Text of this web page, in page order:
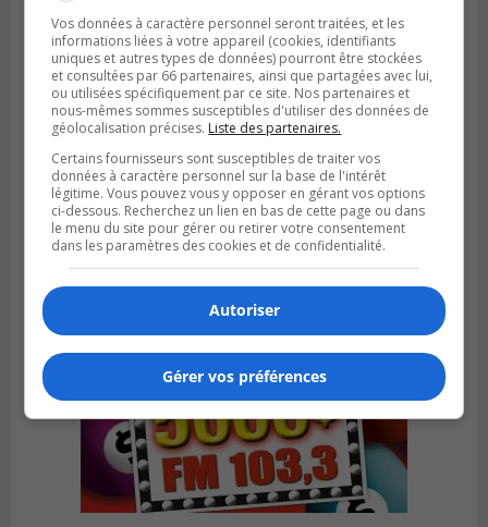
GREENFIELD PARK
Publié le 31 juillet 2026 à 16h45
Des firmes de Longueuil vont participer
aux méga-travaux de l’hôpital Charles-
Le Moyne
Vos données à caractère personnel seront traitées, et les
informations liées à votre appareil (cookies, identifiants
uniques et autres types de données) pourront être stockées
et consultées par 66 partenaires, ainsi que partagées avec lui,
ou utilisées spécifiquement par ce site. Nos partenaires et
nous-mêmes sommes susceptibles d'utiliser des données de
géolocalisation précises. Liste des partenaires.
Certains fournisseurs sont susceptibles de traiter vos
données à caractère personnel sur la base de l'intérêt
légitime. Vous pouvez vous y opposer en gérant vos options
ci-dessous. Recherchez un lien en bas de cette page ou dans
le menu du site pour gérer ou retirer votre consentement
dans les paramètres des cookies et de confidentialité.
Autoriser
Gérer vos préférences